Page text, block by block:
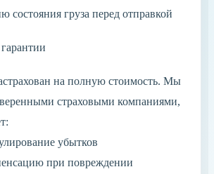
состояния груза перед отправкой
на полную стоимость. Мы
страховыми компаниями,
убытков
при повреждении